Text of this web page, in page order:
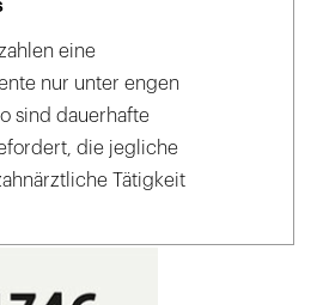
eine
nur unter engen
sind dauerhafte
die jegliche
Tätigkeit